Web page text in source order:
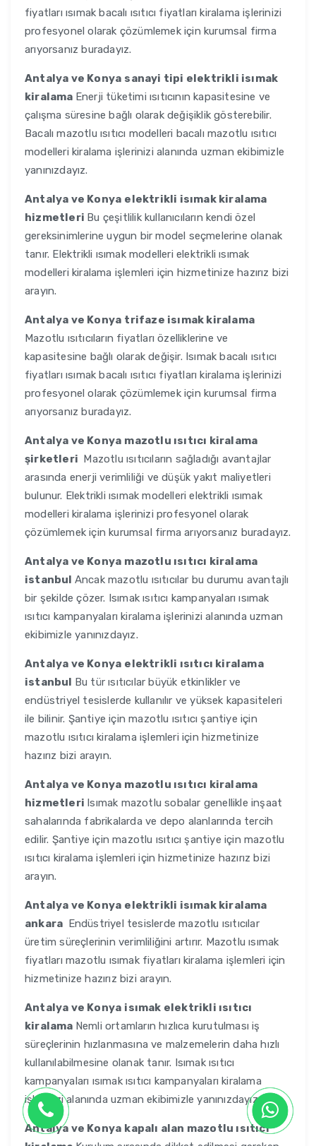
fiyatları ısımak bacalı ısıtıcı fiyatları kiralama işlerinizi
profesyonel olarak çözümlemek için kurumsal firma
arıyorsanız buradayız.
Antalya ve Konya sanayi tipi elektrikli isımak
kiralama Enerji tüketimi ısıtıcının kapasitesine ve
çalışma süresine bağlı olarak değişiklik gösterebilir.
Bacalı mazotlu ısıtıcı modelleri bacalı mazotlu ısıtıcı
modelleri kiralama işlerinizi alanında uzman ekibimizle
yanınızdayız.
Antalya ve Konya elektrikli isımak kiralama
hizmetleri Bu çeşitlilik kullanıcıların kendi özel
gereksinimlerine uygun bir model seçmelerine olanak
tanır. Elektrikli ısımak modelleri elektrikli ısımak
modelleri kiralama işlemleri için hizmetinize hazırız bizi
arayın.
Antalya ve Konya trifaze isımak kiralama
Mazotlu ısıtıcıların fiyatları özelliklerine ve
kapasitesine bağlı olarak değişir. Isımak bacalı ısıtıcı
fiyatları ısımak bacalı ısıtıcı fiyatları kiralama işlerinizi
profesyonel olarak çözümlemek için kurumsal firma
arıyorsanız buradayız.
Antalya ve Konya mazotlu ısıtıcı kiralama
şirketleri Mazotlu ısıtıcıların sağladığı avantajlar
arasında enerji verimliliği ve düşük yakıt maliyetleri
bulunur. Elektrikli ısımak modelleri elektrikli ısımak
modelleri kiralama işlerinizi profesyonel olarak
çözümlemek için kurumsal firma arıyorsanız buradayız.
Antalya ve Konya mazotlu ısıtıcı kiralama
istanbul Ancak mazotlu ısıtıcılar bu durumu avantajlı
bir şekilde çözer. Isımak ısıtıcı kampanyaları ısımak
ısıtıcı kampanyaları kiralama işlerinizi alanında uzman
ekibimizle yanınızdayız.
Antalya ve Konya elektrikli ısıtıcı kiralama
istanbul Bu tür ısıtıcılar büyük etkinlikler ve
endüstriyel tesislerde kullanılır ve yüksek kapasiteleri
ile bilinir. Şantiye için mazotlu ısıtıcı şantiye için
mazotlu ısıtıcı kiralama işlemleri için hizmetinize
hazırız bizi arayın.
Antalya ve Konya mazotlu ısıtıcı kiralama
hizmetleri Isımak mazotlu sobalar genellikle inşaat
sahalarında fabrikalarda ve depo alanlarında tercih
edilir. Şantiye için mazotlu ısıtıcı şantiye için mazotlu
ısıtıcı kiralama işlemleri için hizmetinize hazırız bizi
arayın.
Antalya ve Konya elektrikli isımak kiralama
ankara Endüstriyel tesislerde mazotlu ısıtıcılar
üretim süreçlerinin verimliliğini artırır. Mazotlu ısımak
fiyatları mazotlu ısımak fiyatları kiralama işlemleri için
hizmetinize hazırız bizi arayın.
Antalya ve Konya isımak elektrikli ısıtıcı
kiralama Nemli ortamların hızlıca kurutulması iş
süreçlerinin hızlanmasına ve malzemelerin daha hızlı
kullanılabilmesine olanak tanır. Isımak ısıtıcı
kampanyaları ısımak ısıtıcı kampanyaları kiralama
işlerinizi alanında uzman ekibimizle yanınızdayız.
Antalya ve Konya kapalı alan mazotlu ısıtıcı